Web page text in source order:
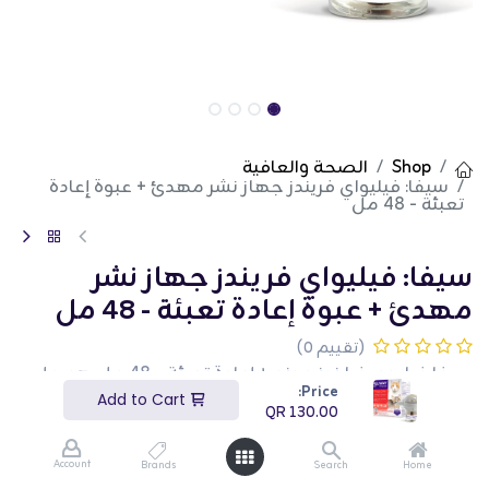
Price:
130.00
Home
Search
Brands
Account
Shop الصحة والعافية
سيفا: فيليواي فريندز جهاز نشر مهدئ + عبوة إعادة
تعبئة - 48 مل
سيفا: فيليواي فريندز جهاز نشر
مهدئ + عبوة إعادة تعبئة - 48 مل
(تقييم 0)
سيفا فيليوي فرايندز موزع + إعادة تعبئة - 48 مل هو حل
مهدئ مصمم للأسر التي تحتوي على عدة قطط. يساعد
هذا الموزع بوزن 48 مل في تقليل التوتر والصراع بين
القطط، مما يعزز بيئة معيشية متناغمة. إنه مثالي للمنازل
التي تحتوي على عدة قطط. هذا المنتج مثالي لأصحاب
القطط الذين يبحثون عن حل لتخفيف التوتر لحيواناتهم